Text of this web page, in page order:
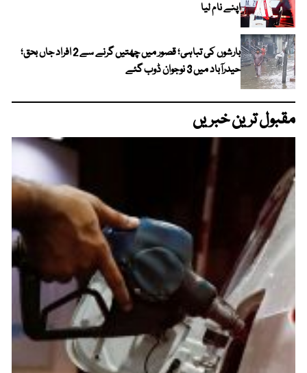
اپنے نام لیا
بارشوں کی تباہی؛ قصور میں چھتیں گرنے سے 2 افراد جاں بحق؛
حیدرآباد میں 3 نوجوان ڈوب گئے
مقبول ترین خبریں